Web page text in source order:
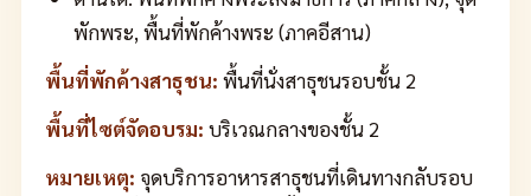
พักพระ, พื้นที่พักค้างพระ (ภาคอีสาน)
พื้นที่พักค้างสาธุชน: พื้นที่นั่งสาธุชนรอบชั้น 2
พื้นที่ไซต์จัดอบรม: บริเวณกลางของชั้น 2
หมายเหตุ: จุดบริการอาหารสาธุชนที่เดินทางกลับรอบ